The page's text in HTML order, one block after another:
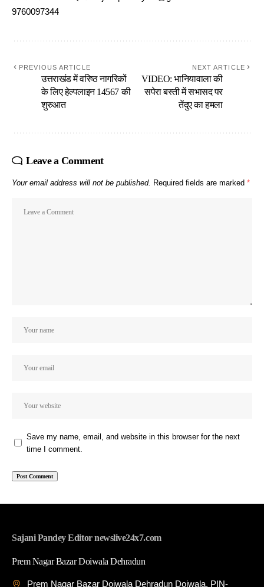
9760097344
PREVIOUS ARTICLE
उत्तराखंड में वरिष्ठ नागरिकों
के लिए हेल्पलाइन 14567 की
शुरुआत
NEXT ARTICLE
VIDEO: भानियावाला की
सपेरा बस्ती में सभासद पर
तेंदुए का हमला
Leave a Comment
Your email address will not be published. Required fields are marked *
Save my name, email, and website in this browser for the next
time I comment.
Sajani Pandey Editor newslive24x7.com
Prem Nagar Bazar Doiwala Dehradun
Prem Nagar Bazar Doiwala Dehradun Doiwala, PIN-